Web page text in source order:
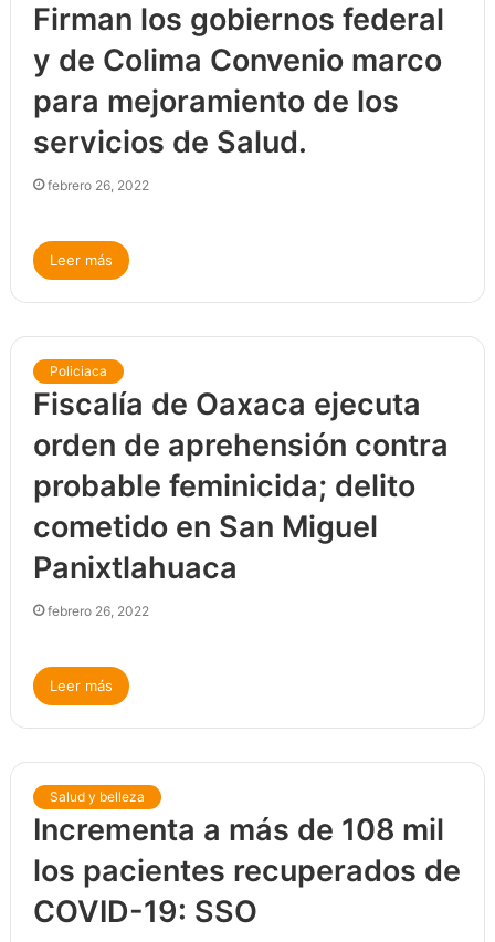
Firman los gobiernos federal
y de Colima Convenio marco
para mejoramiento de los
servicios de Salud.
febrero 26, 2022
Leer más
Policiaca
Fiscalía de Oaxaca ejecuta
orden de aprehensión contra
probable feminicida; delito
cometido en San Miguel
Panixtlahuaca
febrero 26, 2022
Leer más
Salud y belleza
Incrementa a más de 108 mil
los pacientes recuperados de
COVID-19: SSO